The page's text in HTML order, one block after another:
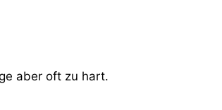
aber oft zu hart.